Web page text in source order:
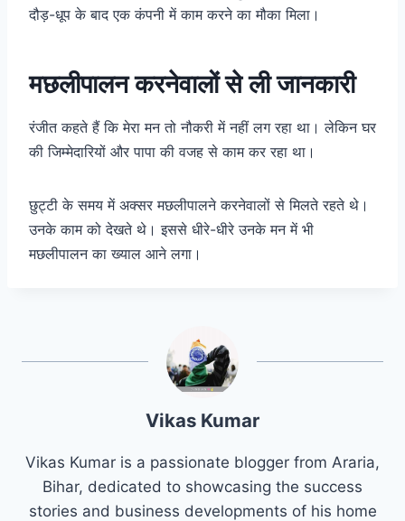
दौड़-धूप के बाद एक कंपनी में काम करने का मौका मिला।
मछलीपालन करनेवालों से ली जानकारी
रंजीत कहते हैं कि मेरा मन तो नौकरी में नहीं लग रहा था। लेकिन घर
की जिम्मेदारियों और पापा की वजह से काम कर रहा था।
छुट्टी के समय में अक्सर मछलीपालने करनेवालों से मिलते रहते थे।
उनके काम को देखते थे। इससे धीरे-धीरे उनके मन में भी
मछलीपालन का ख्याल आने लगा।
Vikas Kumar
Vikas Kumar is a passionate blogger from Araria,
Bihar, dedicated to showcasing the success
stories and business developments of his home